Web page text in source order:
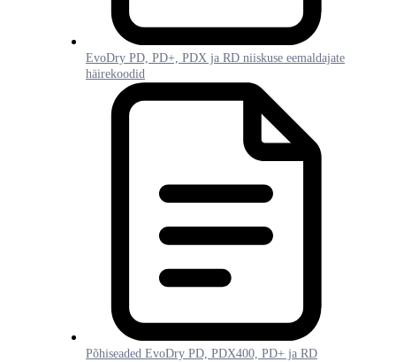
EvoDry PD, PD+, PDX ja RD niiskuse eemaldajate
häirekoodid
Põhiseaded EvoDry PD, PDX400, PD+ ja RD